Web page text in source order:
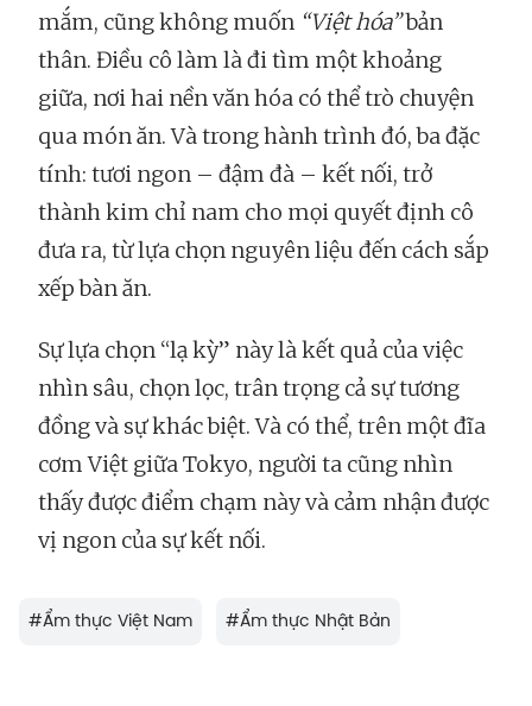
mắm, cũng không muốn “Việt hóa”bản
thân. Điều cô làm là đi tìm một khoảng
giữa, nơi hai nền văn hóa có thể trò chuyện
qua món ăn. Và trong hành trình đó, ba đặc
tính: tươi ngon – đậm đà – kết nối, trở
thành kim chỉ nam cho mọi quyết định cô
đưa ra, từ lựa chọn nguyên liệu đến cách sắp
xếp bàn ăn.
Sự lựa chọn “lạ kỳ” này là kết quả của việc
nhìn sâu, chọn lọc, trân trọng cả sự tương
đồng và sự khác biệt. Và có thể, trên một đĩa
cơm Việt giữa Tokyo, người ta cũng nhìn
thấy được điểm chạm này và cảm nhận được
vị ngon của sự kết nối.
#Ẩm thực Việt Nam #Ẩm thực Nhật Bản